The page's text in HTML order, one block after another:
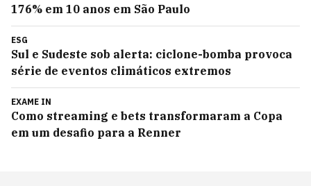
176% em 10 anos em São Paulo
ESG
Sul e Sudeste sob alerta: ciclone-bomba provoca
série de eventos climáticos extremos
EXAME IN
Como streaming e bets transformaram a Copa
em um desafio para a Renner